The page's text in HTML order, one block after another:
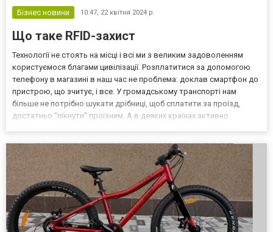
Бізнес новини 10:47, 22 квітня 2024 р.
Що таке RFID-захист
Технології не стоять на місці і всі ми з великим задоволенням
користуємося благами цивілізації. Розплатитися за допомогою
телефону в магазині в наш час не проблема: доклав смартфон до
пристрою, що зчитує, і все. У громадському транспорті нам
більше не потрібно шукати дрібниці, щоб сплатити за проїзд,
достатньо “пікнути” проїзним. А в деяких країнах активно